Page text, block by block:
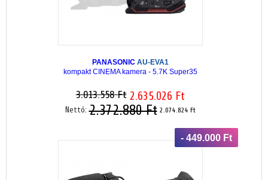
PANASONIC AU-EVA1
kompakt CINEMA kamera - 5.7K Super35
3.013.558 Ft 2.635.026 Ft
Nettó:2.372.880 Ft 2.074.824 Ft
- 449.000 Ft